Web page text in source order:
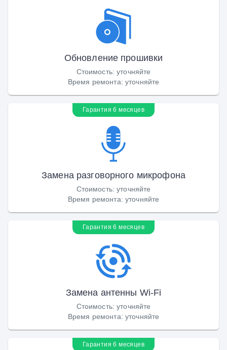
Обновление прошивки
Стоимость:уточняйте
Время ремонта: уточняйте
Гарантия 6 месяцев
Замена разговорного микрофона
Стоимость:уточняйте
Время ремонта: уточняйте
Гарантия 6 месяцев
Замена антенны Wi-Fi
Стоимость:уточняйте
Время ремонта: уточняйте
Гарантия 6 месяцев